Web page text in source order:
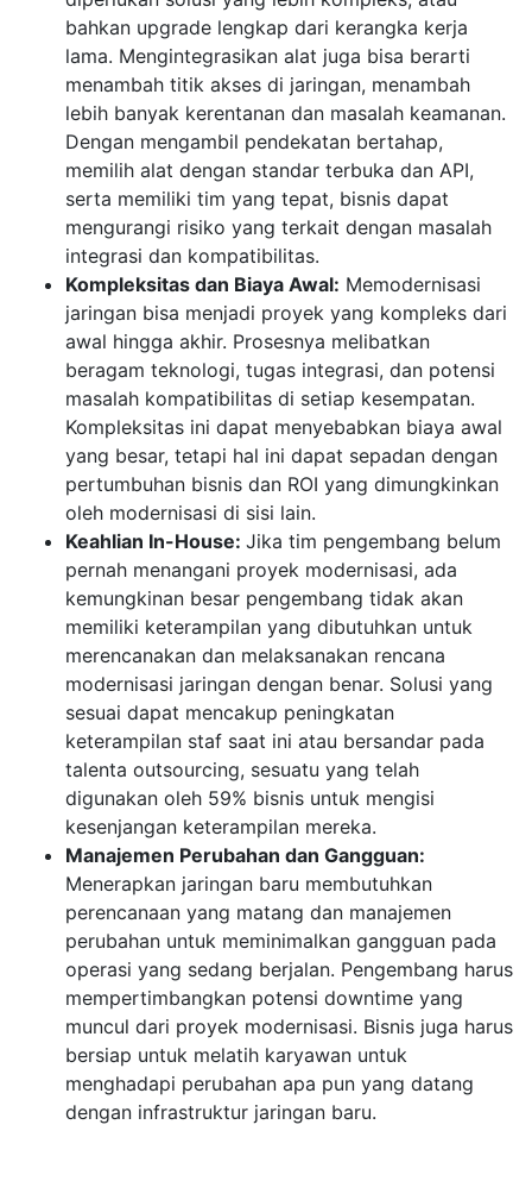
bahkan upgrade lengkap dari kerangka kerja
lama. Mengintegrasikan alat juga bisa berarti
menambah titik akses di jaringan, menambah
lebih banyak kerentanan dan masalah keamanan.
Dengan mengambil pendekatan bertahap,
memilih alat dengan standar terbuka dan API,
serta memiliki tim yang tepat, bisnis dapat
mengurangi risiko yang terkait dengan masalah
integrasi dan kompatibilitas.
Kompleksitas dan Biaya Awal: Memodernisasi
jaringan bisa menjadi proyek yang kompleks dari
awal hingga akhir. Prosesnya melibatkan
beragam teknologi, tugas integrasi, dan potensi
masalah kompatibilitas di setiap kesempatan.
Kompleksitas ini dapat menyebabkan biaya awal
yang besar, tetapi hal ini dapat sepadan dengan
pertumbuhan bisnis dan ROI yang dimungkinkan
oleh modernisasi di sisi lain.
Keahlian In-House: Jika tim pengembang belum
pernah menangani proyek modernisasi, ada
kemungkinan besar pengembang tidak akan
memiliki keterampilan yang dibutuhkan untuk
merencanakan dan melaksanakan rencana
modernisasi jaringan dengan benar. Solusi yang
sesuai dapat mencakup peningkatan
keterampilan staf saat ini atau bersandar pada
talenta outsourcing, sesuatu yang telah
digunakan oleh 59% bisnis untuk mengisi
kesenjangan keterampilan mereka.
Manajemen Perubahan dan Gangguan:
Menerapkan jaringan baru membutuhkan
perencanaan yang matang dan manajemen
perubahan untuk meminimalkan gangguan pada
operasi yang sedang berjalan. Pengembang harus
mempertimbangkan potensi downtime yang
muncul dari proyek modernisasi. Bisnis juga harus
bersiap untuk melatih karyawan untuk
menghadapi perubahan apa pun yang datang
dengan infrastruktur jaringan baru.